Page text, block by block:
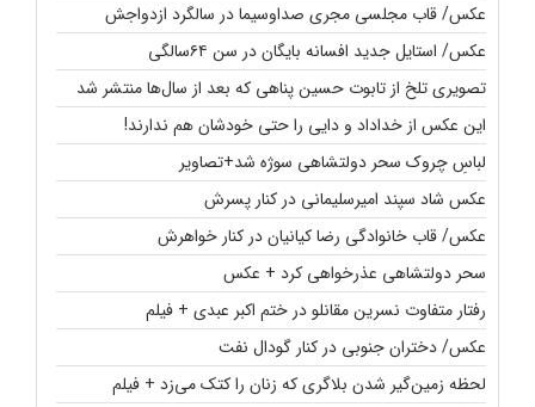
عکس/ قاب مجلسی مجری صداوسیما در سالگرد ازدواجش
عکس/ استایل جدید افسانه بایگان در سن ۶۴سالگی
تصویری تلخ از تابوت حسین پناهی که بعد از سال‌ها منتشر شد
این عکس از خداداد و دایی را حتی خودشان هم ندارند!
لباسِ چروک سحر دولتشاهی سوژه شد+تصاویر
عکس شاد سپند امیرسلیمانی در کنار پسرش
عکس/ قاب خانوادگی رضا کیانیان در کنار خواهرش
سحر دولتشاهی عذرخواهی کرد + عکس
رفتار متفاوت نسرین مقانلو در ختم اکبر عبدی + فیلم
عکس/ دختران جنوبی در کنار گودال نفت
لحظه زمین‌گیر شدن بلاگری که زنان را کتک می‌زد + فیلم